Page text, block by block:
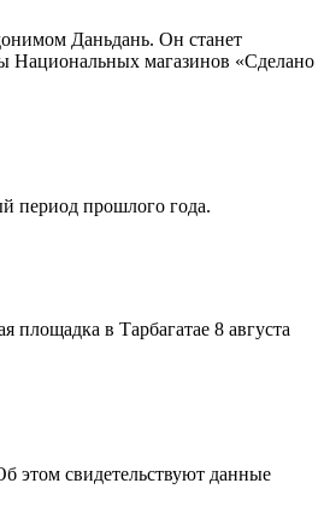
Даньдань. Он станет
Национальных магазинов «Сделано
период прошлого года.
в Тарбагатае 8 августа
этом свидетельствуют данные